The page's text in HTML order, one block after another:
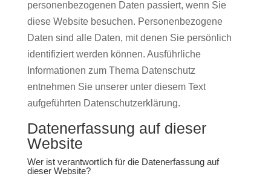
personenbezogenen Daten passiert, wenn Sie
diese Website besuchen. Personenbezogene
Daten sind alle Daten, mit denen Sie persönlich
identifiziert werden können. Ausführliche
Informationen zum Thema Datenschutz
entnehmen Sie unserer unter diesem Text
aufgeführten Datenschutzerklärung.
Datenerfassung auf dieser
Website
Wer ist verantwortlich für die Datenerfassung auf
dieser Website?